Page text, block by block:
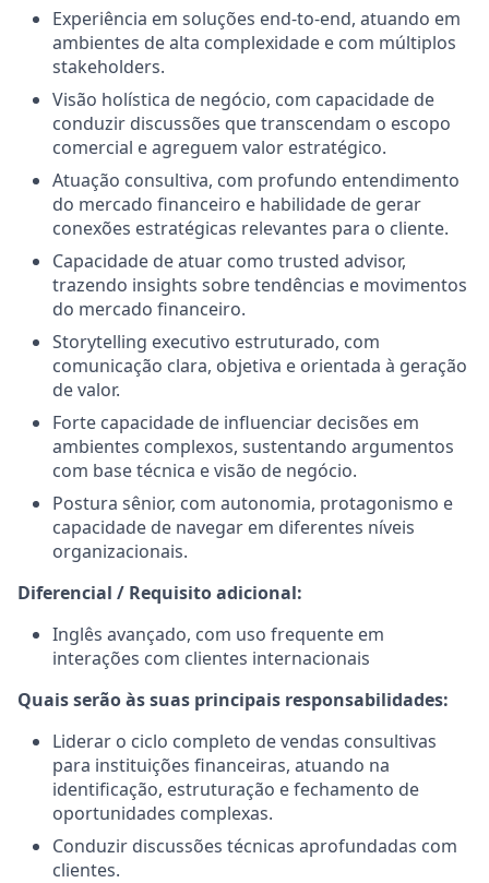
Experiência em soluções end-to-end, atuando em
ambientes de alta complexidade e com múltiplos
stakeholders.
Visão holística de negócio, com capacidade de
conduzir discussões que transcendam o escopo
comercial e agreguem valor estratégico.
Atuação consultiva, com profundo entendimento
do mercado financeiro e habilidade de gerar
conexões estratégicas relevantes para o cliente.
Capacidade de atuar como trusted advisor,
trazendo insights sobre tendências e movimentos
do mercado financeiro.
Storytelling executivo estruturado, com
comunicação clara, objetiva e orientada à geração
de valor.
Forte capacidade de influenciar decisões em
ambientes complexos, sustentando argumentos
com base técnica e visão de negócio.
Postura sênior, com autonomia, protagonismo e
capacidade de navegar em diferentes níveis
organizacionais.
Diferencial / Requisito adicional:
Inglês avançado, com uso frequente em
interações com clientes internacionais
Quais serão às suas principais responsabilidades:
Liderar o ciclo completo de vendas consultivas
para instituições financeiras, atuando na
identificação, estruturação e fechamento de
oportunidades complexas.
Conduzir discussões técnicas aprofundadas com
clientes.